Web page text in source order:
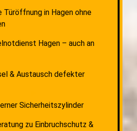
Türöffnung in Hagen ohne
Hagen – auch an
& Austausch defekter
Sicherheitszylinder
zu Einbruchschutz &